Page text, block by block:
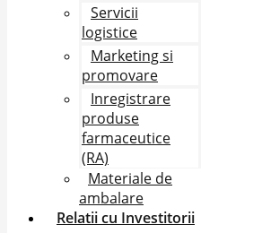
Servicii
logistice
Marketing si
promovare
Inregistrare
produse
farmaceutice
(RA)
Materiale de
ambalare
Relatii cu Investitorii